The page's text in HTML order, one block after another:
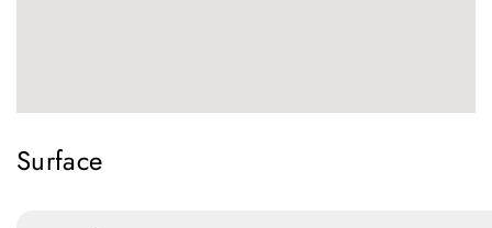
Surface